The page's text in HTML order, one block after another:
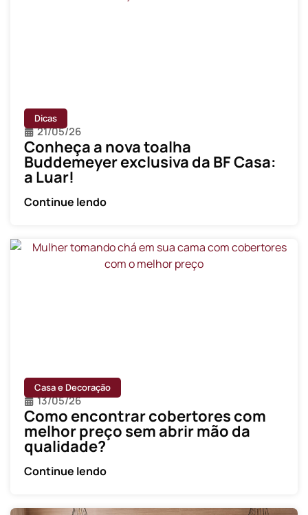
Dicas
21/05/26
Conheça a nova toalha
Buddemeyer exclusiva da BF Casa:
a Luar!
Continue lendo
Casa e Decoração
13/05/26
Como encontrar cobertores com
melhor preço sem abrir mão da
qualidade?
Continue lendo